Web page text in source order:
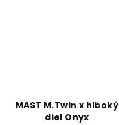
MAST M.Twin x hlboký
diel Onyx